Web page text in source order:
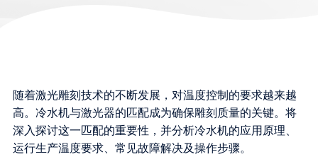
随着激光雕刻技术的不断发展，对温度控制的要求越来越
高。冷水机与激光器的匹配成为确保雕刻质量的关键。将
深入探讨这一匹配的重要性，并分析冷水机的应用原理、
运行生产温度要求、常见故障解决及操作步骤。